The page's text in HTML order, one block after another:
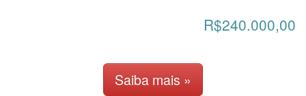
R$240.000,00
Saiba mais »